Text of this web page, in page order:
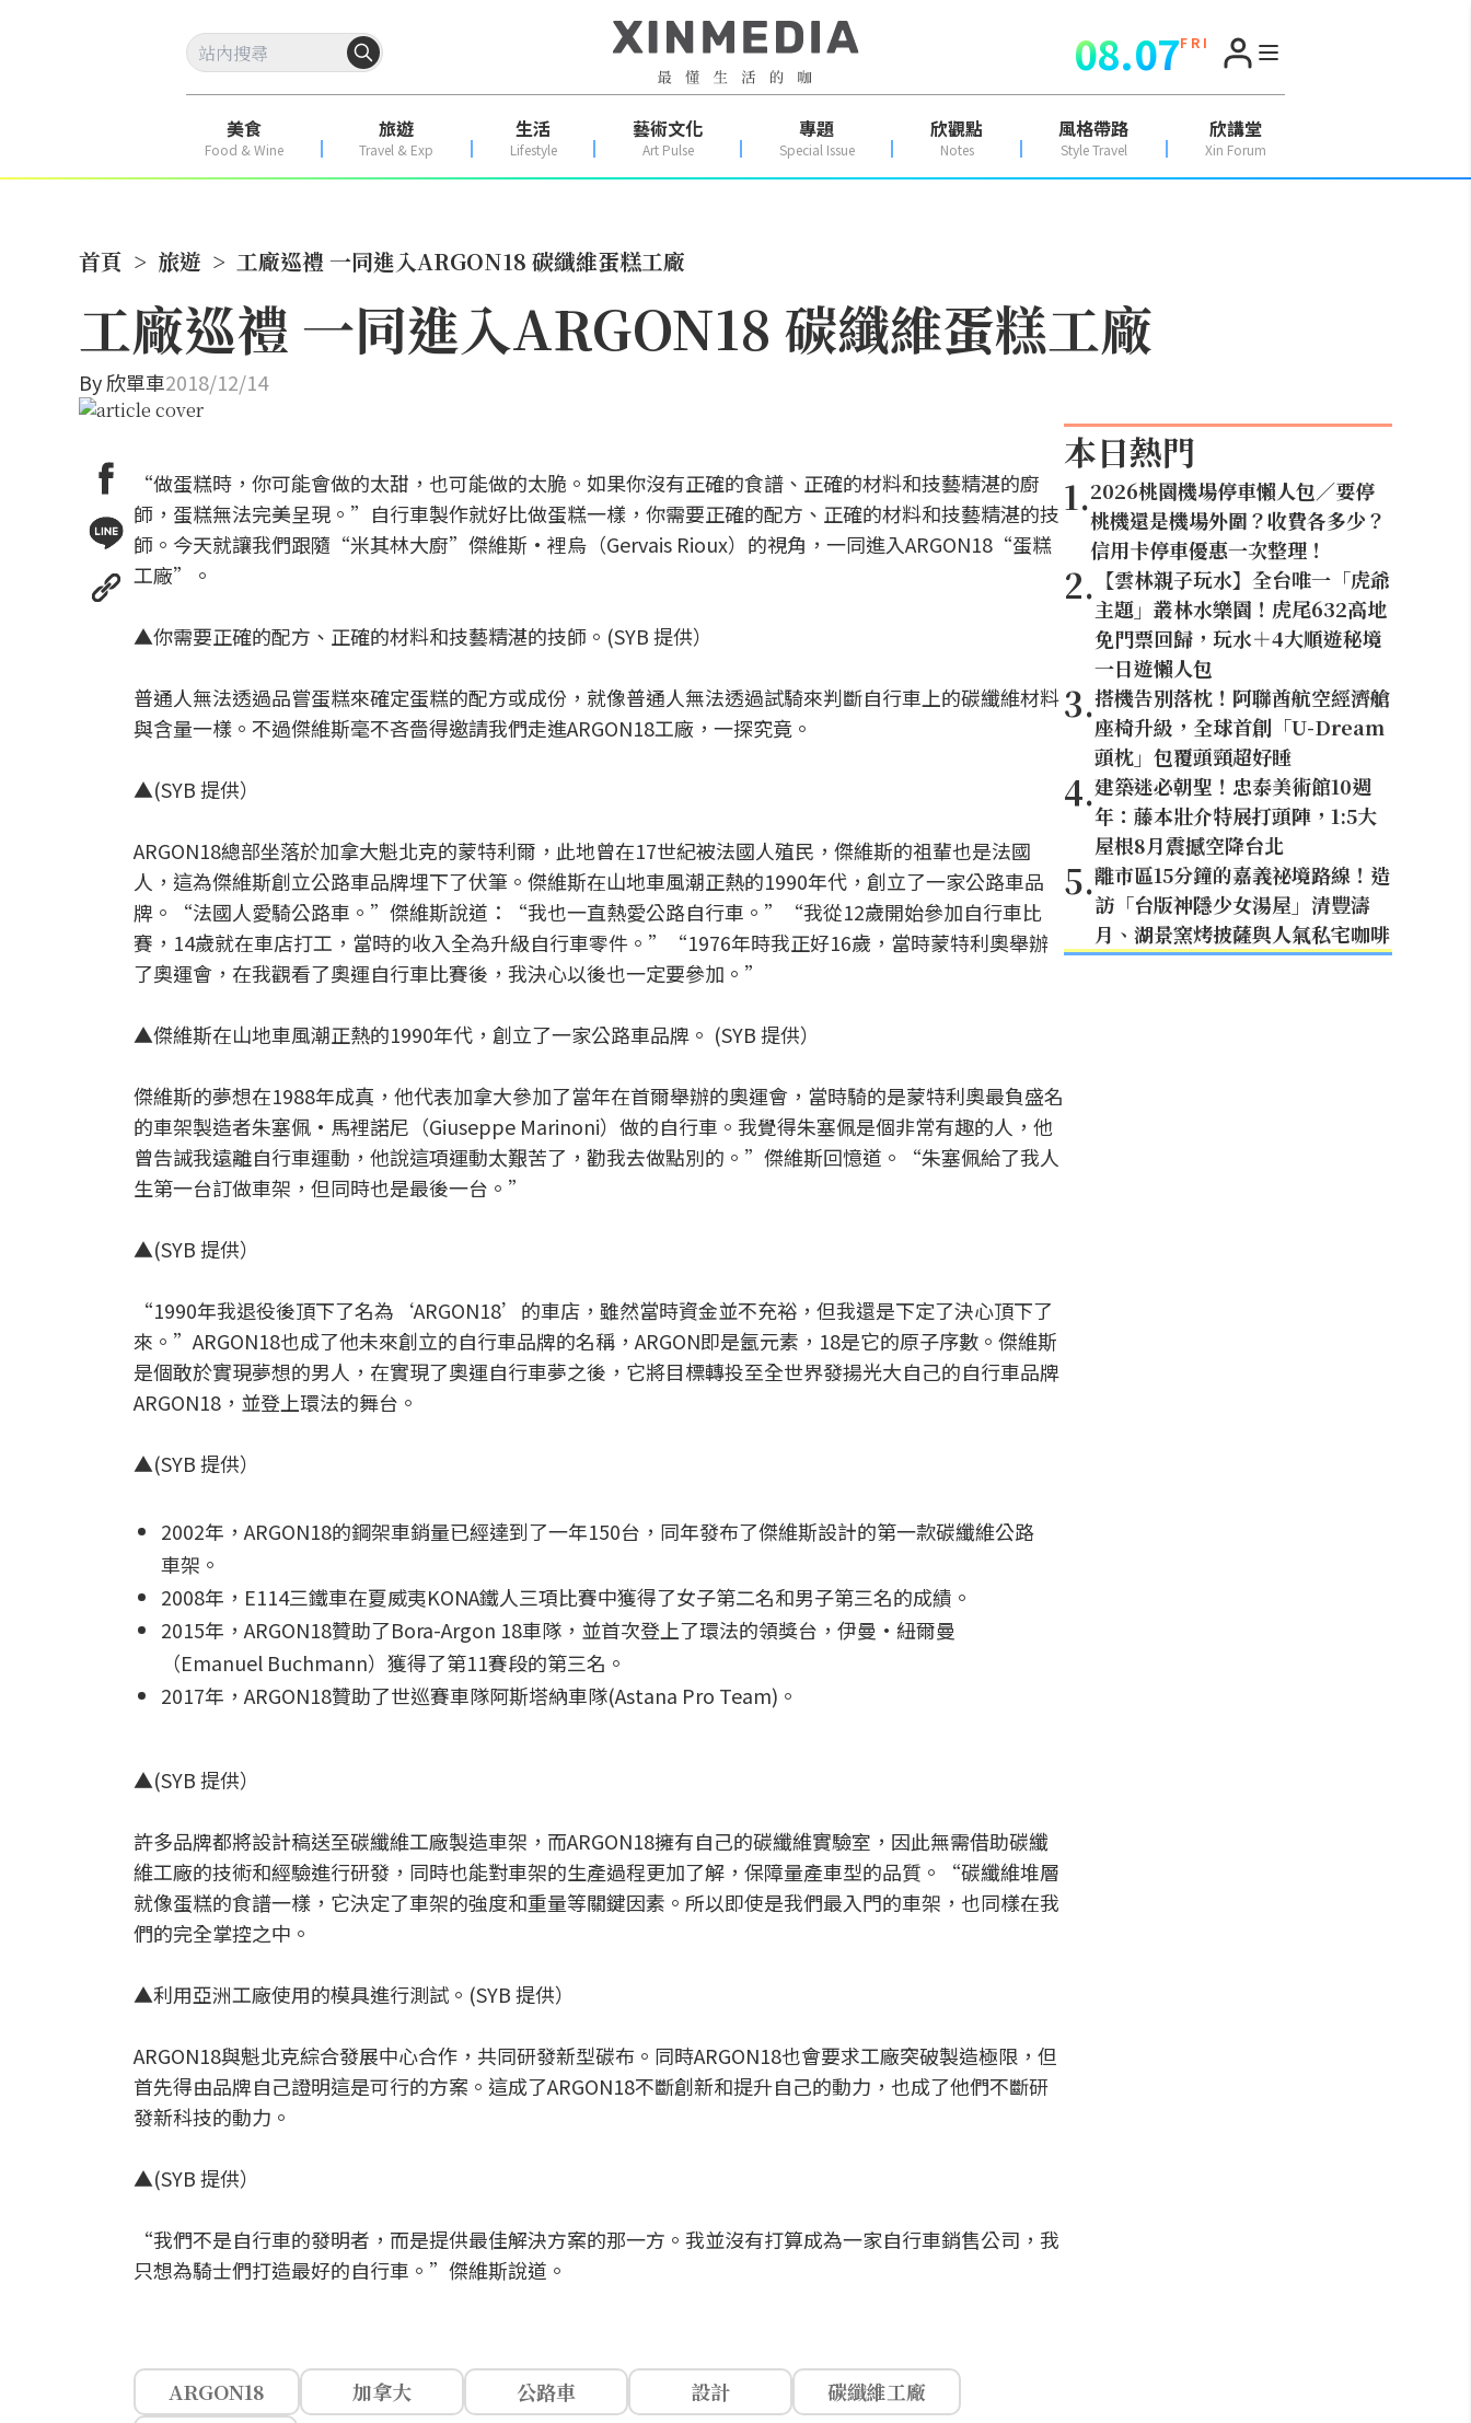
08.07F R I
美食
Food & Wine
旅遊
Travel & Exp
生活
Lifestyle
藝術文化
Art Pulse
專題
Special Issue
欣觀點
Notes
風格帶路
Style Travel
欣講堂
Xin Forum
首頁 > 旅遊 > 工廠巡禮 一同進入ARGON18 碳纖維蛋糕工廠
工廠巡禮 一同進入ARGON18 碳纖維蛋糕工廠
By欣單車2018/12/14
“做蛋糕時，你可能會做的太甜，也可能做的太脆。如果你沒有正確的食譜、正確的材料和技藝精湛的廚
師，蛋糕無法完美呈現。”自行車製作就好比做蛋糕一樣，你需要正確的配方、正確的材料和技藝精湛的技
師。今天就讓我們跟隨“米其林大廚”傑維斯·裡烏（Gervais Rioux）的視角，一同進入ARGON18“蛋糕
工廠”。
▲你需要正確的配方、正確的材料和技藝精湛的技師。(SYB 提供）
普通人無法透過品嘗蛋糕來確定蛋糕的配方或成份，就像普通人無法透過試騎來判斷自行車上的碳纖維材料
與含量一樣。不過傑維斯毫不吝嗇得邀請我們走進ARGON18工廠，一探究竟。
▲(SYB 提供）
ARGON18總部坐落於加拿大魁北克的蒙特利爾，此地曾在17世紀被法國人殖民，傑維斯的祖輩也是法國
人，這為傑維斯創立公路車品牌埋下了伏筆。傑維斯在山地車風潮正熱的1990年代，創立了一家公路車品
牌。“法國人愛騎公路車。”傑維斯說道：“我也一直熱愛公路自行車。”“我從12歲開始參加自行車比
賽，14歲就在車店打工，當時的收入全為升級自行車零件。”“1976年時我正好16歲，當時蒙特利奧舉辦
了奧運會，在我觀看了奧運自行車比賽後，我決心以後也一定要參加。”
▲傑維斯在山地車風潮正熱的1990年代，創立了一家公路車品牌。 (SYB 提供）
傑維斯的夢想在1988年成真，他代表加拿大參加了當年在首爾舉辦的奧運會，當時騎的是蒙特利奧最負盛名
的車架製造者朱塞佩·馬裡諾尼（Giuseppe Marinoni）做的自行車。我覺得朱塞佩是個非常有趣的人，他
曾告誡我遠離自行車運動，他說這項運動太艱苦了，勸我去做點別的。”傑維斯回憶道。“朱塞佩給了我人
生第一台訂做車架，但同時也是最後一台。”
▲(SYB 提供）
“1990年我退役後頂下了名為‘ARGON18’的車店，雖然當時資金並不充裕，但我還是下定了決心頂下了
來。”ARGON18也成了他未來創立的自行車品牌的名稱，ARGON即是氬元素，18是它的原子序數。傑維斯
是個敢於實現夢想的男人，在實現了奧運自行車夢之後，它將目標轉投至全世界發揚光大自己的自行車品牌
ARGON18，並登上環法的舞台。
▲(SYB 提供）
2002年，ARGON18的鋼架車銷量已經達到了一年150台，同年發布了傑維斯設計的第一款碳纖維公路
車架。
2008年，E114三鐵車在夏威夷KONA鐵人三項比賽中獲得了女子第二名和男子第三名的成績。
2015年，ARGON18贊助了Bora-Argon 18車隊，並首次登上了環法的領獎台，伊曼·紐爾曼
（Emanuel Buchmann）獲得了第11賽段的第三名。
2017年，ARGON18贊助了世巡賽車隊阿斯塔納車隊(Astana Pro Team)。
▲(SYB 提供）
許多品牌都將設計稿送至碳纖維工廠製造車架，而ARGON18擁有自己的碳纖維實驗室，因此無需借助碳纖
維工廠的技術和經驗進行研發，同時也能對車架的生產過程更加了解，保障量產車型的品質。“碳纖維堆層
就像蛋糕的食譜一樣，它決定了車架的強度和重量等關鍵因素。所以即使是我們最入門的車架，也同樣在我
們的完全掌控之中。
▲利用亞洲工廠使用的模具進行測試。(SYB 提供）
ARGON18與魁北克綜合發展中心合作，共同研發新型碳布。同時ARGON18也會要求工廠突破製造極限，但
首先得由品牌自己證明這是可行的方案。這成了ARGON18不斷創新和提升自己的動力，也成了他們不斷研
發新科技的動力。
▲(SYB 提供）
“我們不是自行車的發明者，而是提供最佳解決方案的那一方。我並沒有打算成為一家自行車銷售公司，我
只想為騎士們打造最好的自行車。”傑維斯說道。
ARGON18 加拿大 公路車 設計
碳纖維工廠
本日熱門
1.2026桃園機場停車懶人包／要停
桃機還是機場外圍？收費各多少？
信用卡停車優惠一次整理！
2. 【雲林親子玩水】全台唯一「虎爺
主題」叢林水樂園！虎尾632高地
免門票回歸，玩水＋4大順遊秘境
一日遊懶人包
3.搭機告別落枕！阿聯酋航空經濟艙
座椅升級，全球首創「U-Dream
頭枕」包覆頭頸超好睡
4.建築迷必朝聖！忠泰美術館10週
年：藤本壯介特展打頭陣，1:5大
屋根8月震撼空降台北
5.離市區15分鐘的嘉義祕境路線！造
訪「台版神隱少女湯屋」清豐濤
月、湖景窯烤披薩與人氣私宅咖啡